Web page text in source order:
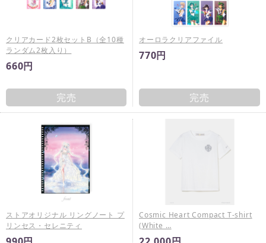
クリアカード2枚セットB（全10種
ランダム2枚入り）
660円
完売
オーロラクリアファイル
770円
完売
ストアオリジナル リングノート プ
リンセス・セレニティ
Cosmic Heart Compact T-shirt
(White …